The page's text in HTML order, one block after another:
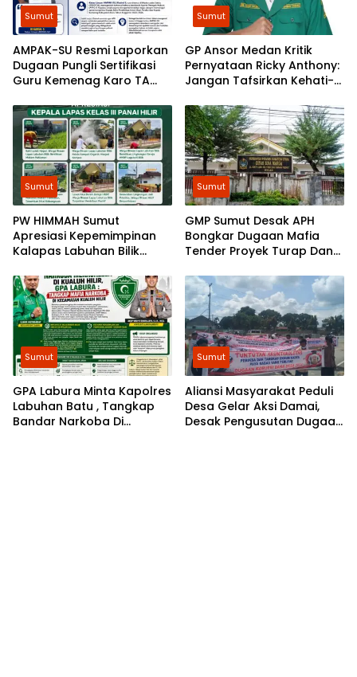
Sumut
AMPAK-SU Resmi Laporkan
Dugaan Pungli Sertifikasi
Guru Kemenag Karo TA
Sumut
GP Ansor Medan Kritik
Pernyataan Ricky Anthony:
Jangan Tafsirkan Kehati-
Arogansi
Sumut
​PW HIMMAH Sumut
Apresiasi Kepemimpinan
Kalapas Labuhan Bilik
Pemasyarakatan Humanis
Sumut
GMP Sumut Desak APH
Bongkar Dugaan Mafia
Tender Proyek Turap Dan
SMSL dalam Peredaman
Aksi Mahasiswa Diminta
Diusut
Sumut
GPA Labura Minta Kapolres
Labuhan Batu , Tangkap
Bandar Narkoba Di
Sumut
Aliansi Masyarakat Peduli
Desa Gelar Aksi Damai,
Desak Pengusutan Dugaan